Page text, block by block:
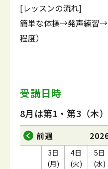
[レッスンの流れ]
簡単な体操→発声練習→
程度）
受講日時
8月は第1・第3（木
前週
3日
(月)
4日
(火)
5日
(水)